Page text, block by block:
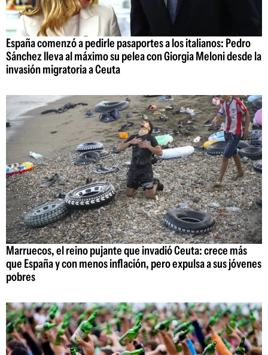
España comenzó a pedirle pasaportes a los italianos: Pedro
Sánchez lleva al máximo su pelea con Giorgia Meloni desde la
invasión migratoria a Ceuta
Marruecos, el reino pujante que invadió Ceuta: crece más
que España y con menos inflación, pero expulsa a sus jóvenes
pobres